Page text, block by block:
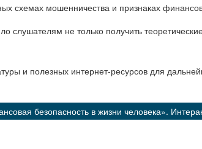
схемах мошенничества и признаках
слушателям не только получить
и полезных интернет-ресурсов для
безопасность в жизни человека».